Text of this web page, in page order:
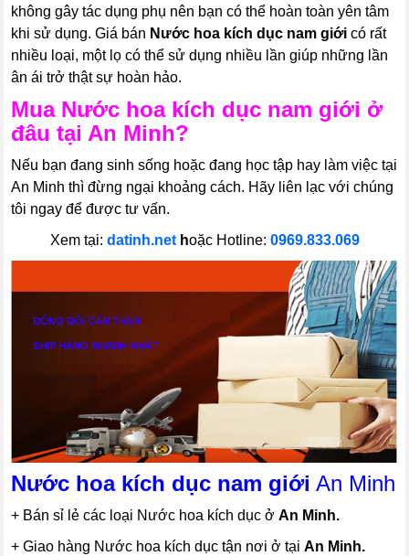
không gây tác dụng phụ nên bạn có thể hoàn toàn yên tâm
khi sử dụng. Giá bán Nước hoa kích dục nam giới có rất
nhiều loại, một lọ có thể sử dụng nhiều lần giúp những lần
ân ái trở thật sự hoàn hảo.
Mua Nước hoa kích dục nam giới ở
đâu tại An Minh?
Nếu bạn đang sinh sống hoặc đang học tập hay làm việc tại
An Minh thì đừng ngại khoảng cách. Hãy liên lạc với chúng
tôi ngay để được tư vấn.
Xem tại: datinh.nethoặc Hotline: 0969.833.069
Nước hoa kích dục nam giới An Minh
+ Bán sỉ lẻ các loại Nước hoa kích dục ởAn Minh.
+ Giao hàng Nước hoa kích dục tận nơi ở tạiAn Minh.